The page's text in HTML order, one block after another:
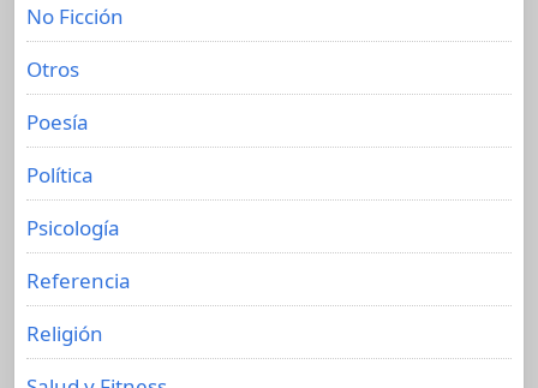
No Ficción
Otros
Poesía
Política
Psicología
Referencia
Religión